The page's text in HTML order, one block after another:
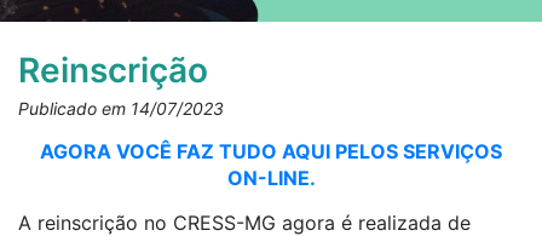
Reinscrição
Publicado em 14/07/2023
AGORA VOCÊ FAZ TUDO AQUI PELOS SERVIÇOS
ON-LINE.
A reinscrição no CRESS-MG agora é realizada de